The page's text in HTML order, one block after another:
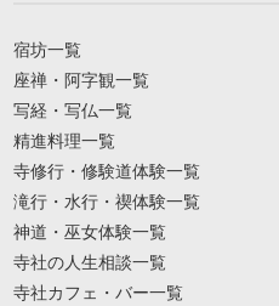
宿坊一覧
座禅・阿字観一覧
写経・写仏一覧
精進料理一覧
寺修行・修験道体験一覧
滝行・水行・禊体験一覧
神道・巫女体験一覧
寺社の人生相談一覧
寺社カフェ・バー一覧